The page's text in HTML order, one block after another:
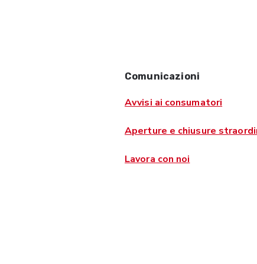
Comunicazioni
Avvisi ai consumatori
Aperture e chiusure
Lavora con noi